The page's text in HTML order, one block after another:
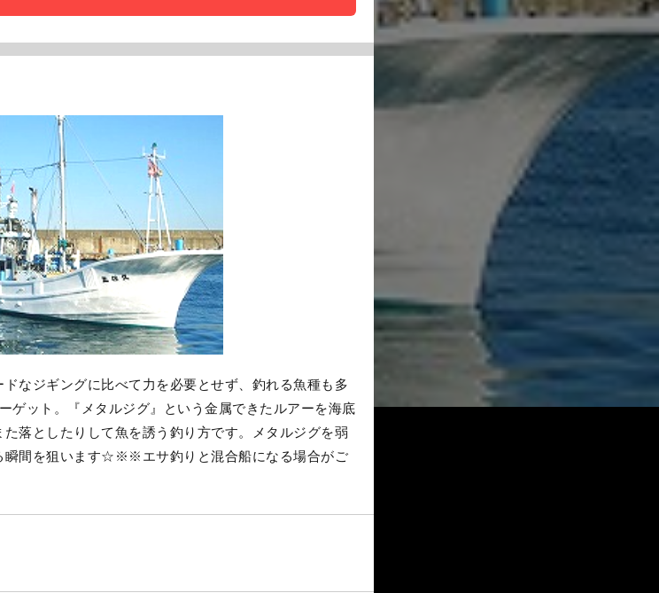
なジギングに比べて力を必要とせず、釣れる魚種も多
ゲット。『メタルジグ』という金属できたルアーを海底
落としたりして魚を誘う釣り方です。メタルジグを弱
瞬間を狙います☆※※エサ釣りと混合船になる場合がご